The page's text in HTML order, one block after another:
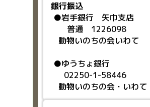
銀行振込
●岩手銀行 矢巾支店
普通 1226098
動物いのちの会いわて
●ゆうちょ銀行
02250-1-58446
動物いのちの会・いわて